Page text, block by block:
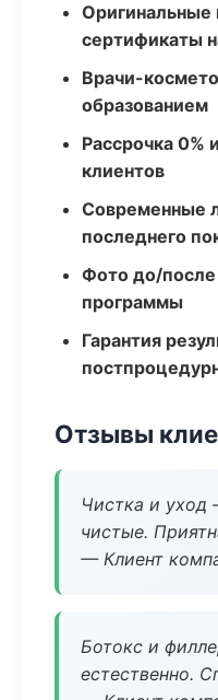
Оригинальные
сертификаты
Врачи-
образованием
Рассрочка 0%
клиентов
Современные
последнего
Фото до/
программы
Гарантия
Отзывы
Чистка и
чистые.
— Клиент
Ботокс и
естественно.